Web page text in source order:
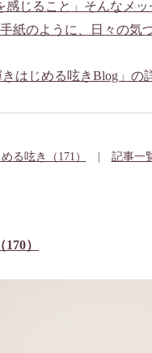
感じること」そんなメ
紙のように、日々の気
はじめる呟きBlog」の
る呟き（171） 記事一
）